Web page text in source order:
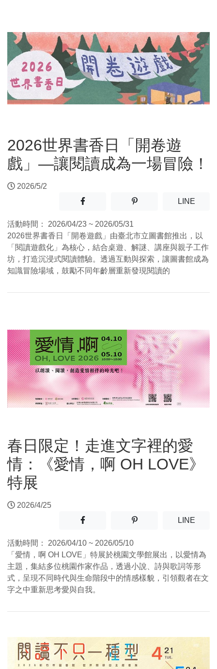
2026世界書香日「開卷遊
戲」—讓閱讀成為一場冒險！
2026/5/2
分享至facebook(另開新視窗)
分享至噗浪(另開新視窗)
LINE(另開
活動時間：
2026/04/23 ~ 2026/05/31
2026世界書香日「開卷遊戲」由臺北市立圖書館推出，以
「閱讀遊戲化」為核心，結合桌遊、解謎、講座與親子工作
坊，打造沉浸式閱讀體驗。透過互動與探索，讓圖書館成為
知識冒險場域，鼓勵不同年齡層重新發現閱讀的
春日限定！走進文字裡的愛
情：《愛情，啊 OH LOVE》
特展
2026/4/25
分享至facebook(另開新視窗)
分享至噗浪(另開新視窗)
LINE(另開
活動時間：
2026/04/10 ~ 2026/05/10
「愛情，啊 OH LOVE」特展於桃園文學館展出，以愛情為
主題，集結多位桃園作家作品，透過小說、詩與歌詞等形
式，呈現不同時代與生命階段中的情感樣貌，引領觀者在文
字之中重新思考愛與自我。